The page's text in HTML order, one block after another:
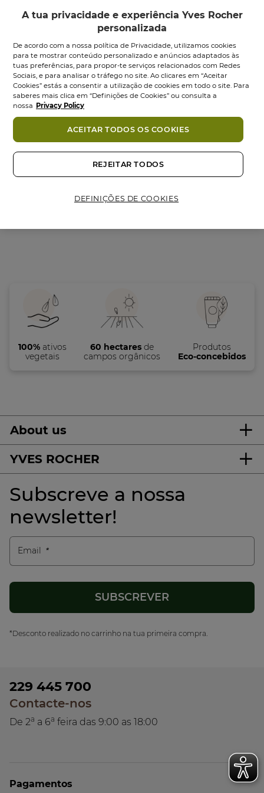
Leite de Corpo
Frasco 200 ml
em
9,95 € 16,95 €
Adicionar
Une...
Frasco 200 ml
4.8 (177)
4.8
em
estrelas.
7,95 € 12,95 €
Adicionar
100%ativos
vegetais
60 hectares de
campos orgânicos
Produtos
Eco-concebidos
About us
YVES ROCHER
Subscreve a nossa
newsletter!
Email
*Desconto realizado no carrinho na tua primeira compra.
229 445 700
Contacte-nos
De 2a a 6a feira das 9:00 as 18:00
Pagamentos
A tua privacidade e experiência Yves Rocher
personalizada
De acordo com a nossa política de Privacidade, utilizamos cookies
para te mostrar conteúdo personalizado e anúncios adaptados às
tuas preferências, para propor-te serviços relacionados com Redes
Sociais, e para analisar o tráfego no site. Ao clicares em “Aceitar
Cookies” estás a consentir a utilização de cookies em todo o site. Para
saberes mais clica em “Definições de Cookies” ou consulta a
nossa Privacy Policy
DEFINIÇÕES DE COOKIES
REJEITAR TODOS
ACEITAR TODOS OS COOKIES